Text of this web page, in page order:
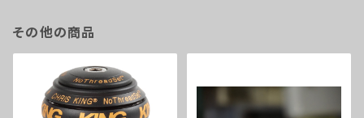
その他の商品